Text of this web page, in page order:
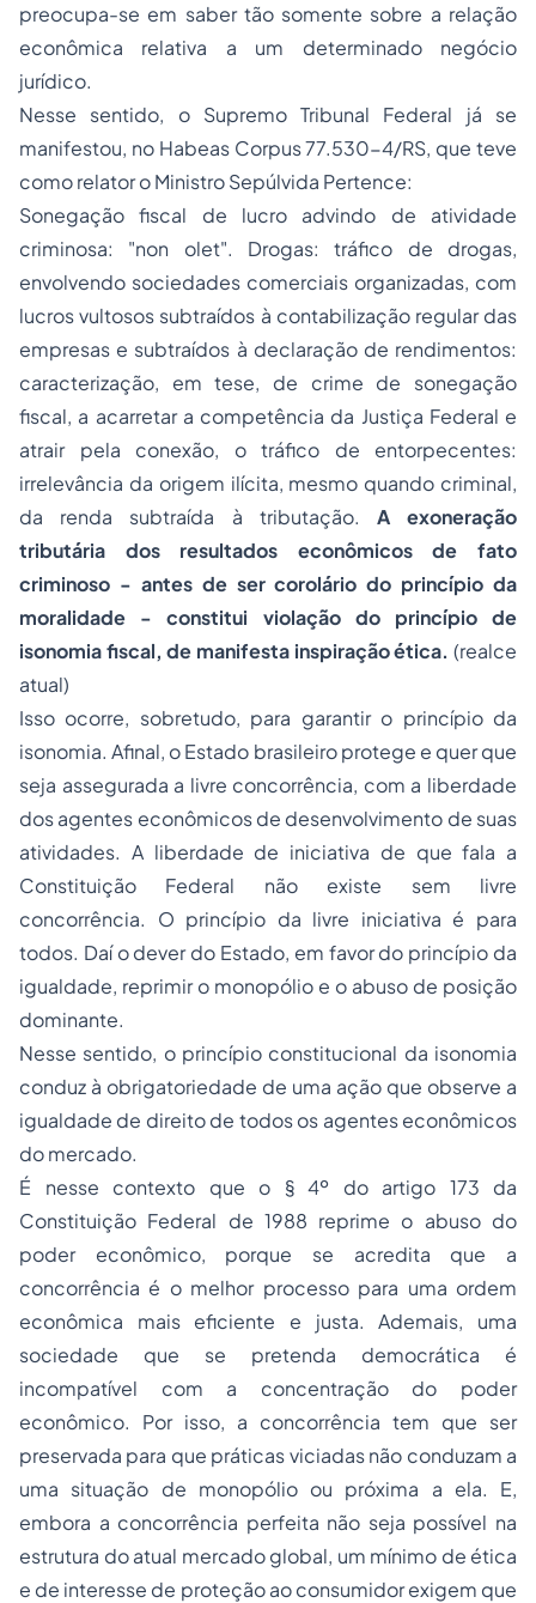
preocupa-se em saber tão somente sobre a relação
econômica relativa a um determinado negócio
jurídico.
Nesse sentido, o Supremo Tribunal Federal já se
manifestou, no Habeas Corpus77.530-4/RS, que teve
como relator o Ministro Sepúlvida Pertence:
Sonegação fiscal de lucro advindo de atividade
criminosa: "non olet". Drogas: tráfico de drogas,
envolvendo sociedades comerciais organizadas, com
lucros vultosos subtraídos à contabilização regular das
empresas e subtraídos à declaração de rendimentos:
caracterização, em tese, de crime de sonegação
fiscal, a acarretar a competência da Justiça Federal e
atrair pela conexão, o tráfico de entorpecentes:
irrelevância da origem ilícita, mesmo quando criminal,
da renda subtraída à tributação. A exoneração
tributária dos resultados econômicos de fato
criminoso - antes de ser corolário do princípio da
moralidade - constitui violação do princípio de
isonomia fiscal, de manifesta inspiração ética. (realce
atual)
Isso ocorre, sobretudo, para garantir o princípio da
isonomia. Afinal, o Estado brasileiro protege e quer que
seja assegurada a livre concorrência, com a liberdade
dos agentes econômicos de desenvolvimento de suas
atividades. A liberdade de iniciativa de que fala a
Constituição Federal não existe sem livre
concorrência. O princípio da livre iniciativa é para
todos. Daí o dever do Estado, em favor do princípio da
igualdade, reprimir o monopólio e o abuso de posição
dominante.
Nesse sentido, o princípio constitucional da isonomia
conduz à obrigatoriedade de uma ação que observe a
igualdade de direito de todos os agentes econômicos
do mercado.
É nesse contexto que o § 4º do artigo 173 da
Constituição Federal de 1988 reprime o abuso do
poder econômico, porque se acredita que a
concorrência é o melhor processopara uma ordem
econômica mais eficiente e justa. Ademais, uma
sociedade que se pretenda democrática é
incompatível com a concentração do poder
econômico. Por isso, a concorrência tem que ser
preservada para que práticas viciadas não conduzam a
uma situação de monopólio ou próxima a ela. E,
embora a concorrência perfeita não seja possível na
estrutura do atual mercado global, um mínimo de ética
e de interesse de proteção ao consumidor exigem que